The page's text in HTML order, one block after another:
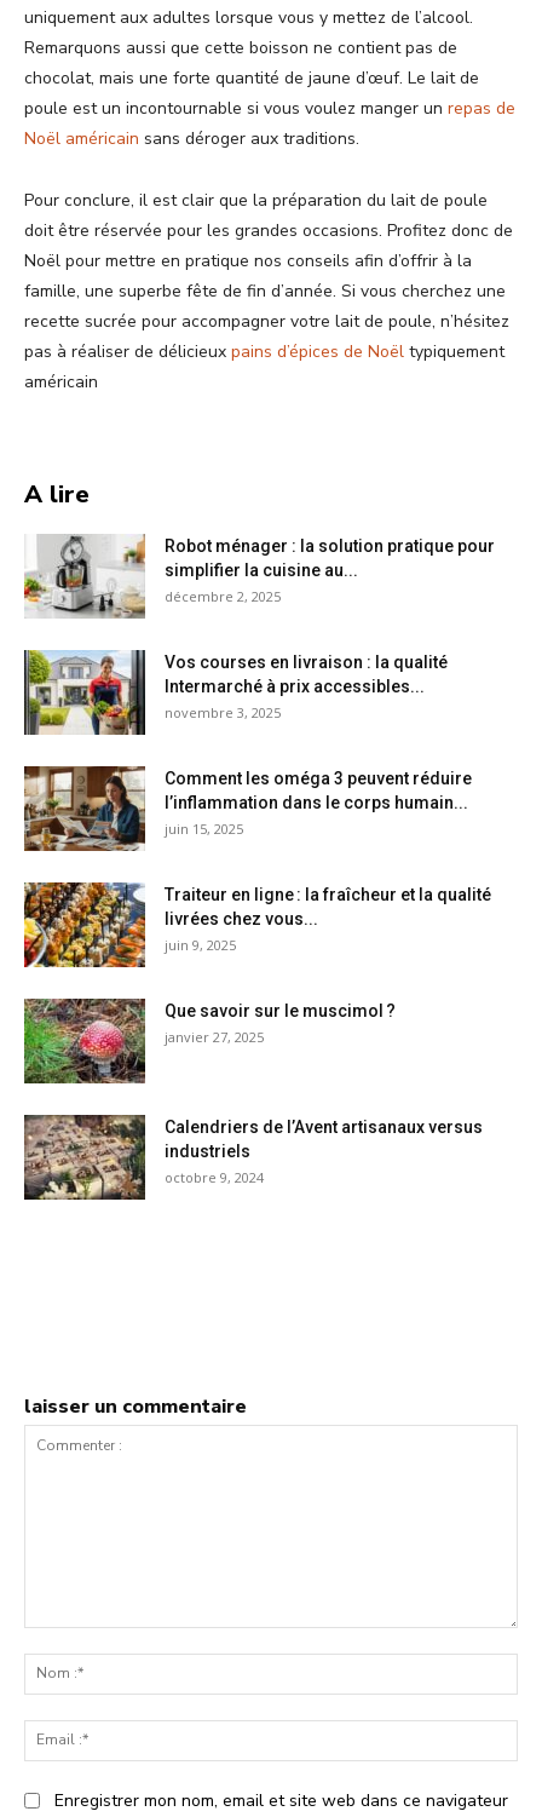
uniquement aux adultes lorsque vous y mettez de l’alcool.
Remarquons aussi que cette boisson ne contient pas de
chocolat, mais une forte quantité de jaune d’œuf. Le lait de
poule est un incontournable si vous voulez manger un repas de
Noël américain sans déroger aux traditions.
Pour conclure, il est clair que la préparation du lait de poule
doit être réservée pour les grandes occasions. Profitez donc de
Noël pour mettre en pratique nos conseils afin d’offrir à la
famille, une superbe fête de fin d’année. Si vous cherchez une
recette sucrée pour accompagner votre lait de poule, n’hésitez
pas à réaliser de délicieux pains d’épices de Noël typiquement
américain
A lire
Robot ménager : la solution pratique pour
simplifier la cuisine au...
décembre 2, 2025
Vos courses en livraison : la qualité
Intermarché à prix accessibles...
novembre 3, 2025
Comment les oméga 3 peuvent réduire
l’inflammation dans le corps humain...
juin 15, 2025
Traiteur en ligne : la fraîcheur et la qualité
livrées chez vous...
juin 9, 2025
Que savoir sur le muscimol ?
janvier 27, 2025
Calendriers de l’Avent artisanaux versus
industriels
octobre 9, 2024
laisser un commentaire
:*
:*
Enregistrer mon nom, email et site web dans ce navigateur